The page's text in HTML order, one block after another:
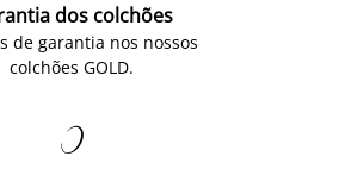
dos colchões
de garantia nos nossos
colchões GOLD.
